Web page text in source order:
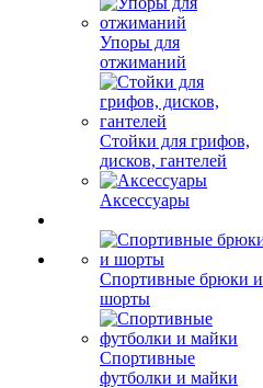
Упоры для
отжиманий
Стойки для грифов,
дисков, гантелей
Аксессуары
Спортивные брюки и
шорты
Спортивные
футболки и майки